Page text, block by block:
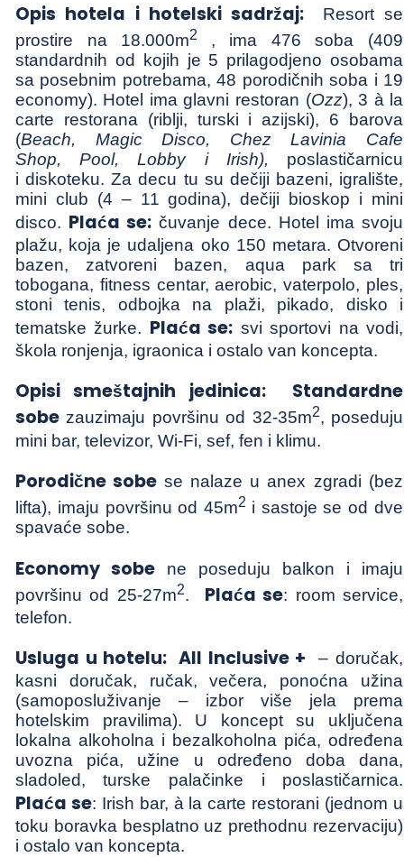
Opis hotela i hotelski sadržaj:
Resort se
prostire na 18.000m2 , ima 476 soba (409
standardnih od kojih je 5 prilagodjeno osobama
sa posebnim potrebama, 48 porodičnih soba i 19
economy). Hotel ima glavni restoran (Ozz), 3 à la
carte restorana (riblji, turski i azijski), 6 barova
(Beach, Magic Disco, Chez Lavinia Cafe
Shop,
Pool, Lobby i Irish), poslastičarnicu
i diskoteku. Za decu tu su dečiji bazeni, igralište,
mini club (4 – 11 godina), dečiji bioskop i mini
disco. Plaća se: čuvanje dece. Hotel ima svoju
plažu, koja je udaljena oko 150 metara. Otvoreni
bazen, zatvoreni bazen, aqua park sa tri
tobogana, fitness centar, aerobic, vaterpolo, ples,
stoni tenis, odbojka na plaži, pikado, disko i
tematske žurke. Plaća se: svi sportovi na vodi,
škola ronjenja, igraonica i ostalo van koncepta.
Opisi smeštajnih jedinica: Standardne
sobezauzimaju površinu od 32-35m2, poseduju
mini bar, televizor, Wi-Fi, sef, fen i klimu.
Porodične sobe se nalaze u anex zgradi (bez
lifta), imaju površinu od 45m2 i sastoje se od dve
spavaće sobe.
Economy sobene poseduju balkon i imaju
površinu od 25-27m2. Plaća se: room service,
telefon.
Usluga u hotelu:All Inclusive +
– doručak,
kasni doručak, ručak, večera, ponoćna užina
(samoposluživanje – izbor više jela prema
hotelskim pravilima). U koncept su uključena
lokalna alkoholna i bezalkoholna pića, određena
uvozna pića, užine u određeno doba dana,
sladoled, turske palačinke i poslastičarnica.
Plaća se: Irish bar, à la carte restorani (jednom u
toku boravka besplatno uz prethodnu rezervaciju)
i ostalo van koncepta.